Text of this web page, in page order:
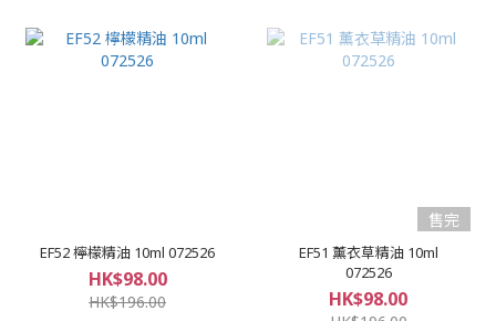
EF52 檸檬精油 10ml 072526
HK$98.00
HK$196.00
售完
EF51 薰衣草精油 10ml
072526
HK$98.00